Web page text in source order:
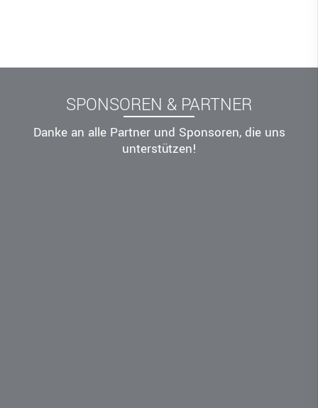
SPONSOREN & PARTNER
Danke an alle Partner und Sponsoren, die uns
unterstützen!